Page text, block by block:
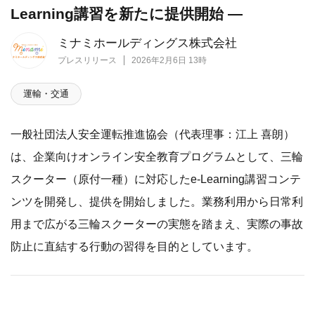
ミナミホールディングス株式会社
プレスリリース 2026年2月6日 13時
Learning講習を新たに提供開始 ―
運輸・交通
一般社団法人安全運転推進協会（代表理事：江上 喜朗）
は、企業向けオンライン安全教育プログラムとして、三輪
スクーター（原付一種）に対応したe-Learning講習コンテ
ンツを開発し、提供を開始しました。業務利用から日常利
用まで広がる三輪スクーターの実態を踏まえ、実際の事故
防止に直結する行動の習得を目的としています。